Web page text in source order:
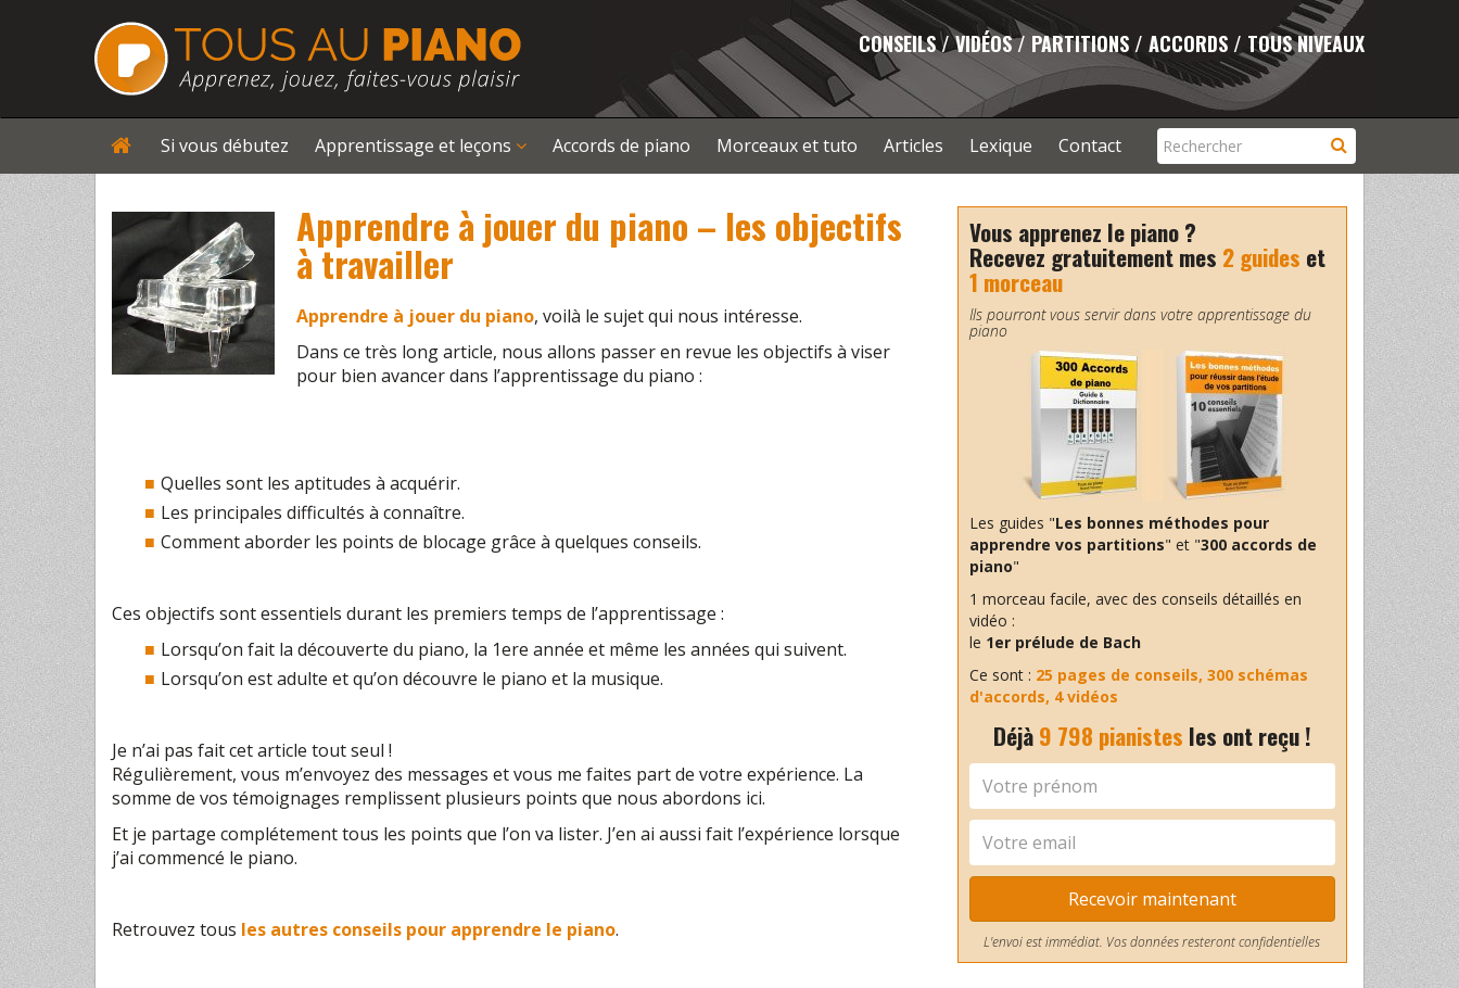
CONSEILS / VIDÉOS / PARTITIONS / ACCORDS / TOUS NIVEAUX
Si vous débutez Apprentissage et leçons Accords de piano Morceaux et tuto Articles Lexique Contact
Apprendre à jouer du piano – les objectifs
à travailler
Apprendre à jouer du piano, voilà le sujet qui nous intéresse.
Dans ce très long article, nous allons passer en revue les objectifs à viser
pour bien avancer dans l’apprentissage du piano :
Quelles sont les aptitudes à acquérir.
Les principales difficultés à connaître.
Comment aborder les points de blocage grâce à quelques conseils.
Ces objectifs sont essentiels durant les premiers temps de l’apprentissage :
Lorsqu’on fait la découverte du piano, la 1ere année et même les années qui suivent.
Lorsqu’on est adulte et qu’on découvre le piano et la musique.
Je n’ai pas fait cet article tout seul !
Régulièrement, vous m’envoyez des messages et vous me faites part de votre expérience. La
somme de vos témoignages remplissent plusieurs points que nous abordons ici.
Et je partage complétement tous les points que l’on va lister. J’en ai aussi fait l’expérience lorsque
j’ai commencé le piano.
Retrouvez tous les autres conseils pour apprendre le piano.
Vous apprenez le piano ?
Recevez gratuitement mes 2 guides et
1 morceau
Ils pourront vous servir dans votre apprentissage du
piano
Les guides "Les bonnes méthodes pour
apprendre vos partitions" et "300 accords de
piano"
1 morceau facile, avec des conseils détaillés en
vidéo :
le 1er prélude de Bach
Ce sont : 25 pages de conseils, 300 schémas
d'accords, 4 vidéos
Déjà9 798 pianistes les ont reçu !
Recevoir maintenant
L'envoi est immédiat. Vos données resteront confidentielles